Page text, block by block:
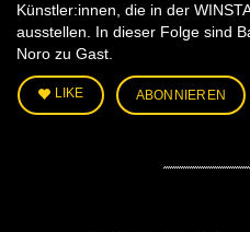
Künstler:innen, die in der
ausstellen. In dieser Folge sind
Noro zu Gast.
LIKE ABONNIEREN